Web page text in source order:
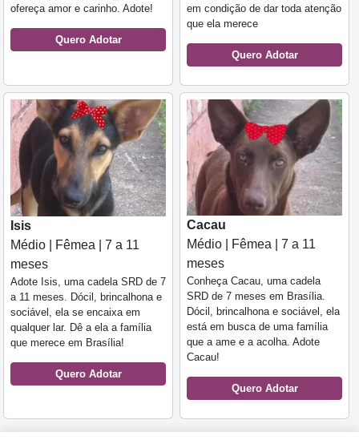
ofereça amor e carinho. Adote!
Quero Adotar
em condição de dar toda atenção
que ela merece
Quero Adotar
Isis
Médio | Fêmea | 7 a 11
meses
Adote Isis, uma cadela SRD de 7
a 11 meses. Dócil, brincalhona e
sociável, ela se encaixa em
qualquer lar. Dê a ela a família
que merece em Brasília!
Quero Adotar
Cacau
Médio | Fêmea | 7 a 11
meses
Conheça Cacau, uma cadela
SRD de 7 meses em Brasília.
Dócil, brincalhona e sociável, ela
está em busca de uma família
que a ame e a acolha. Adote
Cacau!
Quero Adotar